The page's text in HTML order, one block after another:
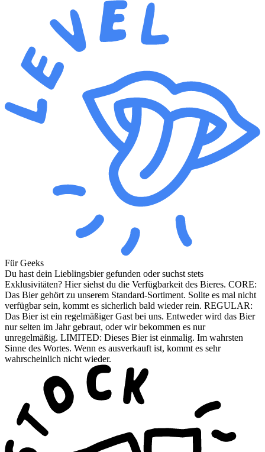
Für Geeks
Du hast dein Lieblingsbier gefunden oder suchst stets
Exklusivitäten? Hier siehst du die Verfügbarkeit des Bieres. CORE:
Das Bier gehört zu unserem Standard-Sortiment. Sollte es mal nicht
verfügbar sein, kommt es sicherlich bald wieder rein. REGULAR:
Das Bier ist ein regelmäßiger Gast bei uns. Entweder wird das Bier
nur selten im Jahr gebraut, oder wir bekommen es nur
unregelmäßig. LIMITED: Dieses Bier ist einmalig. Im wahrsten
Sinne des Wortes. Wenn es ausverkauft ist, kommt es sehr
wahrscheinlich nicht wieder.